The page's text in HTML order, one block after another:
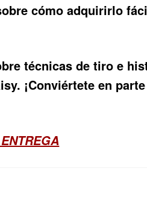
cómo adquirirlo
técnicas de tiro e
¡Conviértete en